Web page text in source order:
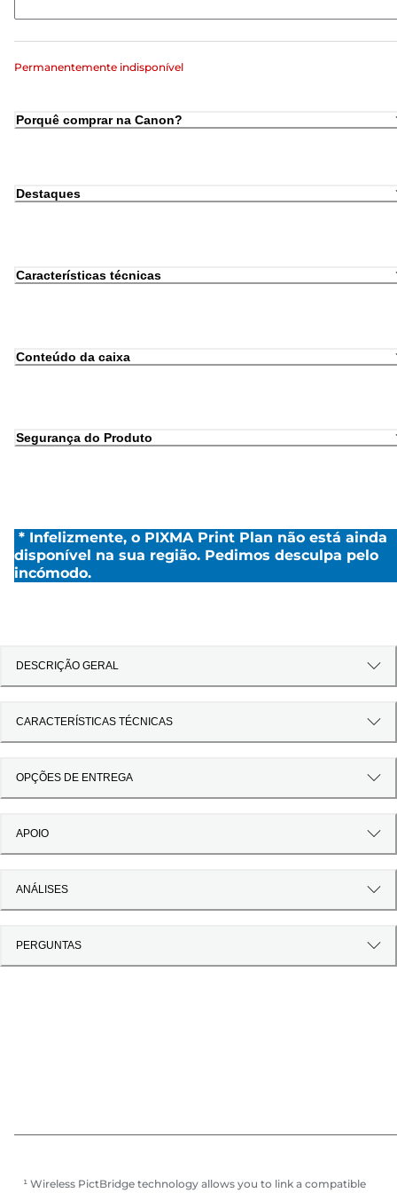
Permanentemente indisponível
Porquê comprar na Canon?
Destaques
Características técnicas
Conteúdo da caixa
Segurança do Produto
* Infelizmente, o PIXMA Print Plan não está ainda
disponível na sua região. Pedimos desculpa pelo
incómodo.
DESCRIÇÃO GERAL
CARACTERÍSTICAS TÉCNICAS
OPÇÕES DE ENTREGA
APOIO
ANÁLISES
PERGUNTAS
¹ Wireless PictBridge technology allows you to link a compatible